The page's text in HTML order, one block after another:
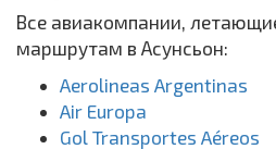
Все авиакомпании,
маршрутам в Асунсьон:
Aerolineas Argentinas
Air Europa
Gol Transportes Aéreos